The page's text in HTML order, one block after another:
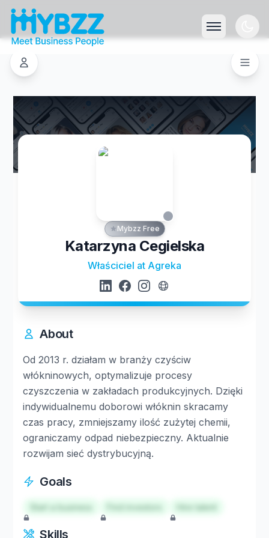
Mybzz Free
Katarzyna Cegielska
Właściciel at Agreka
About
Od 2013 r. działam w branży czyściw
włókninowych, optymalizuje procesy
czyszczenia w zakładach produkcyjnych. Dzięki
indywidualnemu doborowi włóknin skracamy
czas pracy, zmniejszamy ilość zużytej chemii,
ograniczamy odpad niebezpieczny. Aktualnie
rozwijam sieć dystrybucyjną.
Goals
Start a business Hire talent
Skills